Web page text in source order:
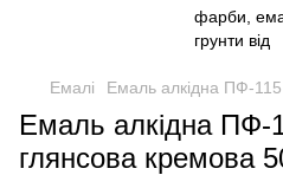
Емалі Емаль алкідна ПФ-
Емаль алкідна ПФ-
глянсова кремова